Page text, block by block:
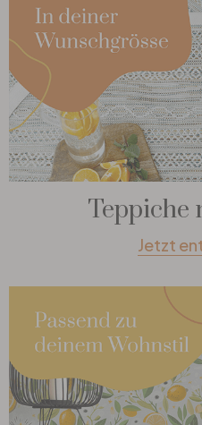
Teppiche
Jetzt